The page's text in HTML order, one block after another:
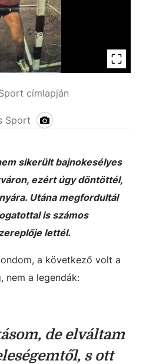
címlapján
Sport
sikerült bajnokesélyes
ezért úgy döntöttél,
Utána megfordultál
is számos
lettél.
a következő volt a
nem a legendák:
de elváltam
s ott